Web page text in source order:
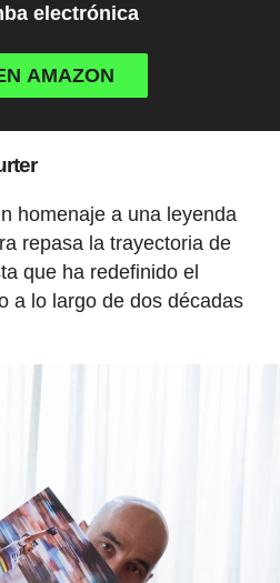
electrónica
AMAZON
homenaje a una leyenda
repasa la trayectoria de
que ha redefinido el
a lo largo de dos décadas